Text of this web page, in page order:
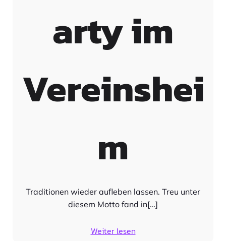
arty im
Vereinshei
m
Traditionen wieder aufleben lassen. Treu unter
diesem Motto fand in[…]
Weiter lesen